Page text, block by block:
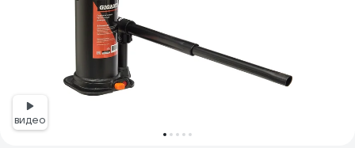
видео